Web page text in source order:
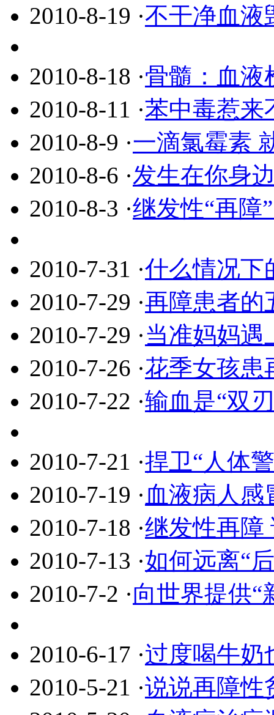
2010-8-19 ·不干净血液
2010-8-18 ·骨髓：血液
2010-8-11 ·苯中毒惹来
2010-8-9 ·一滴氯霉素
2010-8-6 ·发生在你身
2010-8-3 ·继发性“再障
2010-7-31 ·什么情况下
2010-7-29 ·再障患者的
2010-7-29 ·当准妈妈遇
2010-7-26 ·花季女孩患
2010-7-22 ·输血是“双
2010-7-21 ·捍卫“人体
2010-7-19 · 血液病人感
2010-7-18 ·继发性再障
2010-7-13 ·如何远离“
2010-7-2 ·向世界提供“
2010-6-17 ·过度喝牛奶
2010-5-21 ·说说再障性